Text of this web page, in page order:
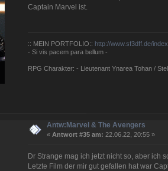
Captain Marvel ist.
:: MEIN PORTFOLIO:: http://www.sf3dff.de/
- Si vis pacem para bellum -
RPG Charakter: - Lieutenant Ynarea Tohan /
Antw:Marvel & The Avengers
« Antwort #35 am: 22.06.22, 20:55 »
Dr Strange mag ich jetzt nicht so, aber ich
Letzte Film der mir gut gefallen hat war